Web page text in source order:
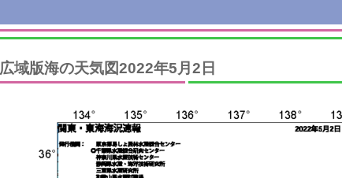
広域版海の天気図2022年5月2日